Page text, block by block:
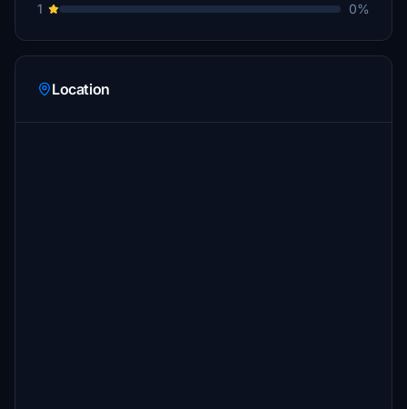
1
0%
Location